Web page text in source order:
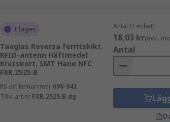
I lager
Taoglas Reversa ferritskikt.
RFID-antenn Häftmedel
Kretskort, SMT Hane NFC
FXR.2525.B
RS-artikelnummer 690-942
Tillv. art.nr FXR.2525.B.dg
Antal (1 enhet)
18,03 kr(exkl.
Antal